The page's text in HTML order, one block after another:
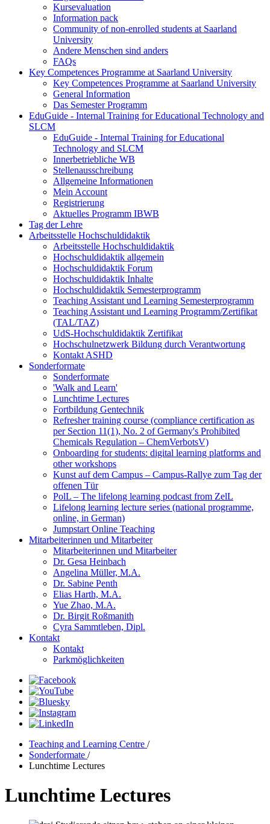
Kursevaluation
Information pack
Community of non-enrolled students at Saarland
University
Andere Menschen sind anders
FAQs
Key Competences Programme at Saarland University
Key Competences Programme at Saarland University
General Information
Das Semester Programm
EduGuide - Internal Training for Educational Technology and
SLCM
EduGuide - Internal Training for Educational
Technology and SLCM
Innerbetriebliche WB
Stellenausschreibung
Allgemeine Informationen
Mein Account
Registrierung
Aktuelles Programm IBWB
Tag der Lehre
Arbeitsstelle Hochschuldidaktik
Arbeitsstelle Hochschuldidaktik
Hochschuldidaktik allgemein
Hochschuldidaktik Forum
Hochschuldidaktik Inhalte
Hochschuldidaktik Semesterprogramm
Teaching Assistant und Learning Semesterprogramm
Teaching Assistant und Learning Programm/Zertifikat
(TAL/TAZ)
UdS-Hochschuldidaktik Zertifikat
Hochschulnetzwerk Bildung durch Verantwortung
Kontakt ASHD
Sonderformate
Sonderformate
'Walk and Learn'
Lunchtime Lectures
Fortbildung Gentechnik
Refresher training course (compliance certification as
per Section 11(1), No. 2 of Germany's Prohibited
Chemicals Regulation – ChemVerbotsV)
Onboarding for students: digital learning platforms and
other workshops
Kunst auf dem Campus – Campus-Rallye zum Tag der
offenen Tür
PolL – The lifelong learning podcast from ZelL
Lifelong learning lecture series (national programme,
online, in German)
Jumpstart Online Teaching
Mitarbeiterinnen und Mitarbeiter
Mitarbeiterinnen und Mitarbeiter
Dr. Gesa Heinbach
Angelina Müller, M.A.
Dr. Sabine Penth
Elias Harth, M.A.
Yue Zhao, M.A.
Dr. Birgit Roßmanith
Cyra Sammtleben, Dipl.
Kontakt
Kontakt
Parkmöglichkeiten
Teaching and Learning Centre /
Sonderformate /
Lunchtime Lectures
Lunchtime Lectures